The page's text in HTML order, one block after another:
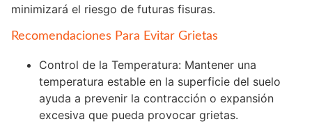
minimizará el riesgo de futuras fisuras.
Recomendaciones Para Evitar Grietas
Control de la Temperatura: Mantener una
temperatura estable en la superficie del suelo
ayuda a prevenir la contracción o expansión
excesiva que pueda provocar grietas.